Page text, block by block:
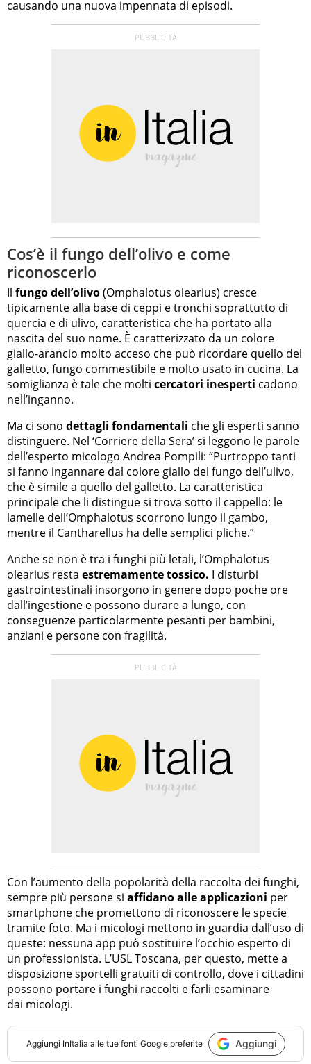
causando una nuova impennata di episodi.
Cos’è il fungo dell’olivo e come
riconoscerlo
Il fungo dell’olivo(Omphalotus olearius) cresce
tipicamente alla base di ceppi e tronchi soprattutto di
quercia e di ulivo, caratteristica che ha portato alla
nascita del suo nome. È caratterizzato da un colore
giallo-arancio molto acceso che può ricordare quello del
galletto, fungo commestibile e molto usato in cucina. La
somiglianza è tale che molti cercatori inesperti cadono
nell’inganno.
Ma ci sono dettagli fondamentali che gli esperti sanno
distinguere. Nel ‘Corriere della Sera’ si leggono le parole
dell’esperto micologo Andrea Pompili: “Purtroppo tanti
si fanno ingannare dal colore giallo del fungo dell’ulivo,
che è simile a quello del galletto. La caratteristica
principale che li distingue si trova sotto il cappello: le
lamelle dell’Omphalotus scorrono lungo il gambo,
mentre il Cantharellus ha delle semplici pliche.”
Anche se non è tra i funghi più letali, l’Omphalotus
olearius resta estremamente tossico. I disturbi
gastrointestinali insorgono in genere dopo poche ore
dall’ingestione e possono durare a lungo, con
conseguenze particolarmente pesanti per bambini,
anziani e persone con fragilità.
Con l’aumento della popolarità della raccolta dei funghi,
sempre più persone si affidano alle applicazioni per
smartphone che promettono di riconoscere le specie
tramite foto. Ma i micologi mettono in guardia dall’uso di
queste: nessuna app può sostituire l’occhio esperto di
un professionista. L’USL Toscana, per questo, mette a
disposizione sportelli gratuiti di controllo, dove i cittadini
possono portare i funghi raccolti e farli esaminare
dai micologi.
Aggiungi InItalia alle tue fonti Google preferite Aggiungi